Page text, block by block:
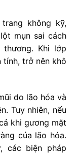
không kỹ,
mụn sai cách
Khi lớp
tính, trở nên khô
do lão hóa và
Tuy nhiên, nếu
khi gương mặt
của lão hóa.
các biện pháp